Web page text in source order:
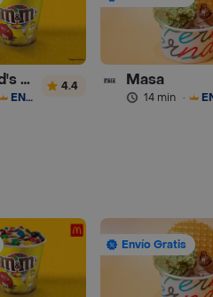
McDonald's Postres
ENVÍO GRATIS
4.4 Masa
14 min ·
Envío Gratis